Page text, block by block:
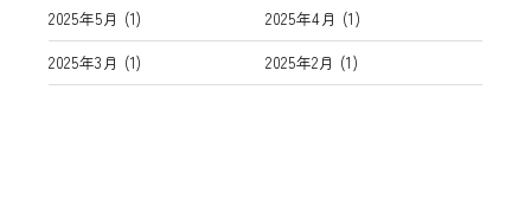
2025年5月 (1) 2025年4月 (1)
2025年3月 (1) 2025年2月 (1)